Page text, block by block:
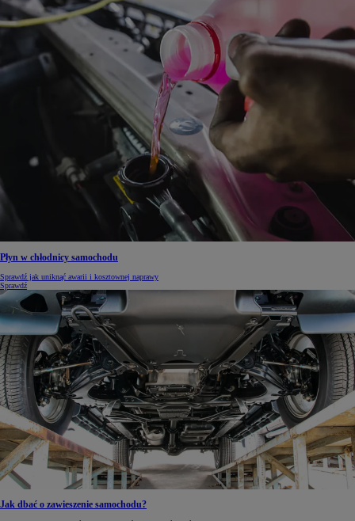
Płyn w chłodnicy samochodu
Sprawdź jak uniknąć awarii i kosztownej naprawy
Sprawdź
Jak dbać o zawieszenie samochodu?